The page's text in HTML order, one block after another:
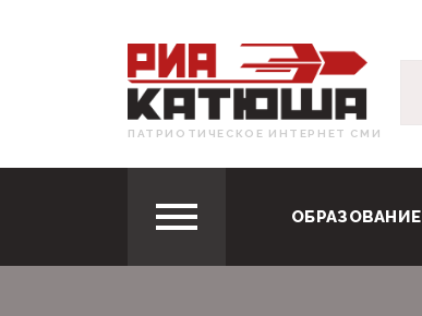
ПАТРИОТИЧЕСКОЕ ИНТЕРНЕТ СМИ
ОБРАЗОВАНИЕ